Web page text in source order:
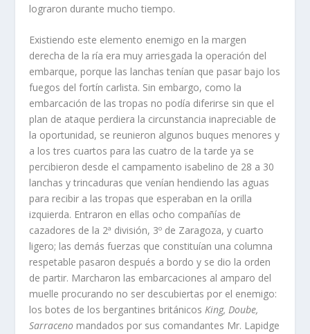
lograron durante mucho tiempo.
Existiendo este elemento enemigo en la margen
derecha de la rí­a era muy arriesgada la opera­ción del
embarque, porque las lanchas tení­an que pasar bajo los
fuegos del fortí­n carlista. Sin embar­go, como la
embarcación de las tropas no podí­a diferirse sin que el
plan de ataque perdiera la circunstancia inapreciable de
la oportunidad, se reunieron algunos buques menores y
a los tres cuartos para las cuatro de la tarde ya se
percibieron desde el campamento isabelino de 28 a 30
lanchas y trincaduras que vení­an hendiendo las aguas
para recibir a las tropas que esperaban en la orilla
izquierda. Entraron en ellas ocho compañí­as de
cazadores de la 2ª división, 3º de Zaragoza, y cuarto
ligero; las demás fuerzas que constituí­an una columna
respetable pasaron después a bordo y se dio la orden
de partir. Marcharon las embarcaciones al amparo del
muelle procurando no ser descubiertas por el enemigo:
los botes de los bergantines británicosKing, Doube,
Sarraceno manda­dos por sus comandantes Mr. Lapidge